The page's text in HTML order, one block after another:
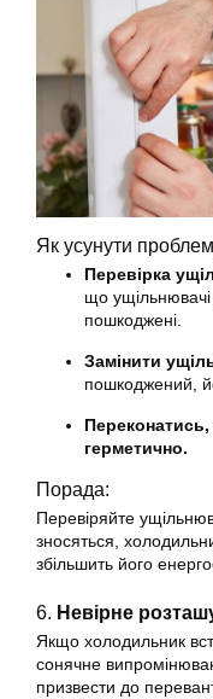
Як усунути
Перевірка
що
пошкоджені.
Замінити
пошкоджений,
герметично.
Порада:
Перевіряйте
зносяться,
збільшить його
6. Невірне
Якщо холодильник
сонячне
призвести до